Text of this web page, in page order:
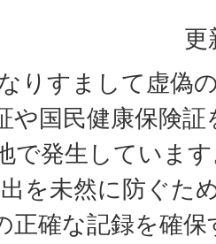
更
りすまして虚偽
や国民健康保険
で発生していま
を未然に防ぐた
正確な記録を確